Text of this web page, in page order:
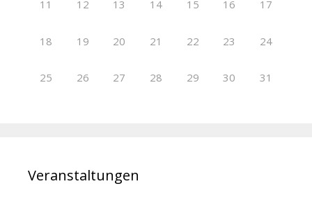
11 12 13 14 15 16 17
18 19 20 21 22 23 24
25 26 27 28 29 30 31
Veranstaltungen